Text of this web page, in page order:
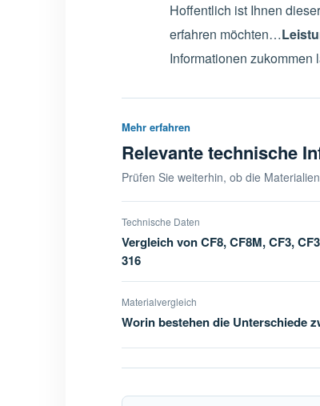
Hoffentlich ist Ihnen
erfahren möchten…
Informationen zukommen
Mehr erfahren
Relevante technische
Prüfen Sie weiterhin, ob die
Technische Daten
Vergleich von CF8, CF8M, CF3,
316
Materialvergleich
Worin bestehen die Unterschiede